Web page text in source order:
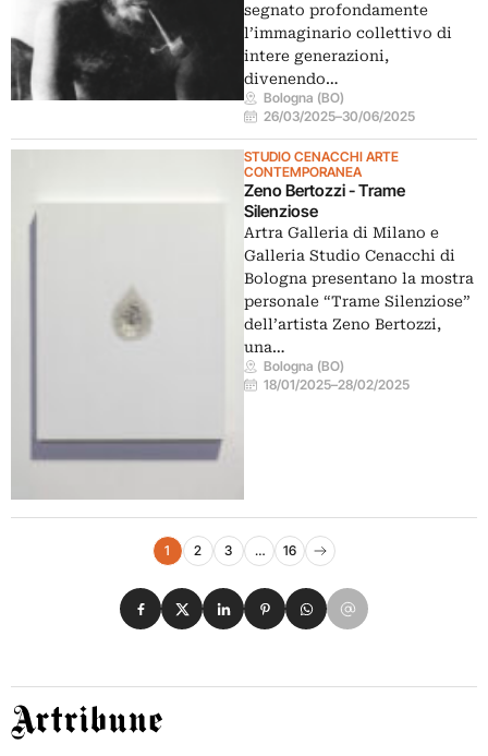
segnato profondamente
l’immaginario collettivo di
intere generazioni,
divenendo…
Bologna (BO)
26/03/2025–30/06/2025
STUDIO CENACCHI ARTE
CONTEMPORANEA
Zeno Bertozzi - Trame
Silenziose
Artra Galleria di Milano e
Galleria Studio Cenacchi di
Bologna presentano la mostra
personale “Trame Silenziose”
dell’artista Zeno Bertozzi,
una…
Bologna (BO)
18/01/2025–28/02/2025
Navigazione eventi
1 2 3 … 16
Pagina successiva
Condividi su Facebook
Condividi su X
Condividi su LinkedIn
Condividi su Pinterest
Condividi su WhatsApp
Condividi su Email
Artribune